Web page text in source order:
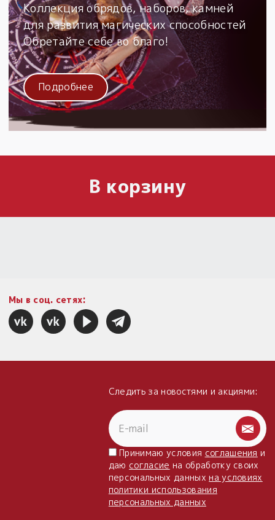
Коллекция обрядов, наборов, камней
для развития магических способностей
Обретайте себе во благо!
Подробнее
В корзину
Мы в соц. сетях:
Следить за новостями и акциями:
Принимаю условия соглашения и
даю согласие на обработку своих
персональных данныхна условиях
политики использования
персональных данных